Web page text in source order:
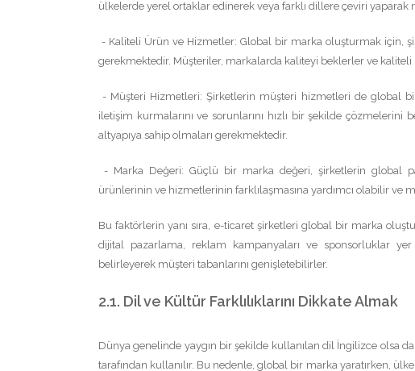
ülkelerde yerel ortaklar edinerek veya farklı dillere çeviri
- Kaliteli Ürün ve Hizmetler: Global bir marka oluşturmak için,
gerekmektedir. Müşteriler, markalarda kaliteyi beklerler ve
- Müşteri Hizmetleri: Şirketlerin müşteri hizmetleri de global
iletişim kurmalarını ve sorunlarını hızlı bir şekilde
altyapıya sahip olmaları gerekmektedir.
- Marka Değeri: Güçlü bir marka değeri, şirketlerin global
ürünlerinin ve hizmetlerinin farklılaşmasına yardımcı olabilir ve
Bu faktörlerin yanı sıra, e-ticaret şirketleri global bir marka
dijital pazarlama, reklam kampanyaları ve sponsorluklar
belirleyerek müşteri tabanlarını genişletebilirler.
2.1. Dil ve Kültür Farklılıklarını Dikkate Almak
Dünya genelinde yaygın bir şekilde kullanılan dil İngilizce olsa
tarafından kullanılır. Bu nedenle, global bir marka yaratırken,